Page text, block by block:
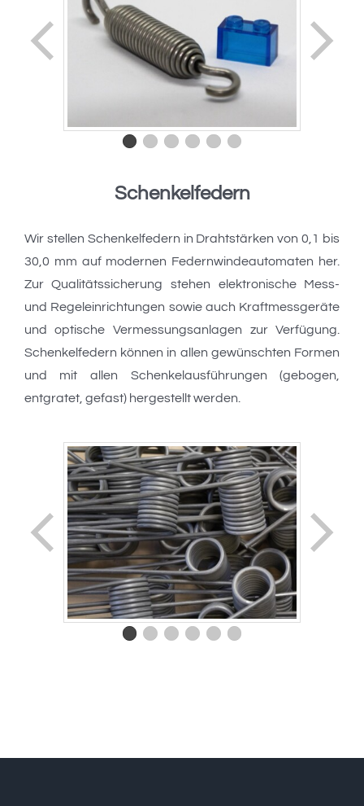
Schenkelfedern
Wir stellen Schenkelfedern in Drahtstärken von 0,1 bis
30,0 mm auf modernen Federnwindeautomaten her.
Zur Qualitätssicherung stehen elektronische Mess-
und Regeleinrichtungen sowie auch Kraftmessgeräte
und optische Vermessungsanlagen zur Verfügung.
Schenkelfedern können in allen gewünschten Formen
und mit allen Schenkelausführungen (gebogen,
entgratet, gefast) hergestellt werden.